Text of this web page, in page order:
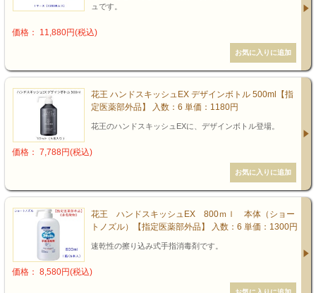
ュです。
価格： 11,880円(税込)
花王 ハンドスキッシュEX デザインボトル 500ml【指
定医薬部外品】 入数：6 単価：1180円
花王のハンドスキッシュEXに、デザインボトル登場。
価格： 7,788円(税込)
花王 ハンドスキッシュEX 800ｍｌ 本体（ショー
トノズル）【指定医薬部外品】 入数：6 単価：1300円
速乾性の擦り込み式手指消毒剤です。
価格： 8,580円(税込)